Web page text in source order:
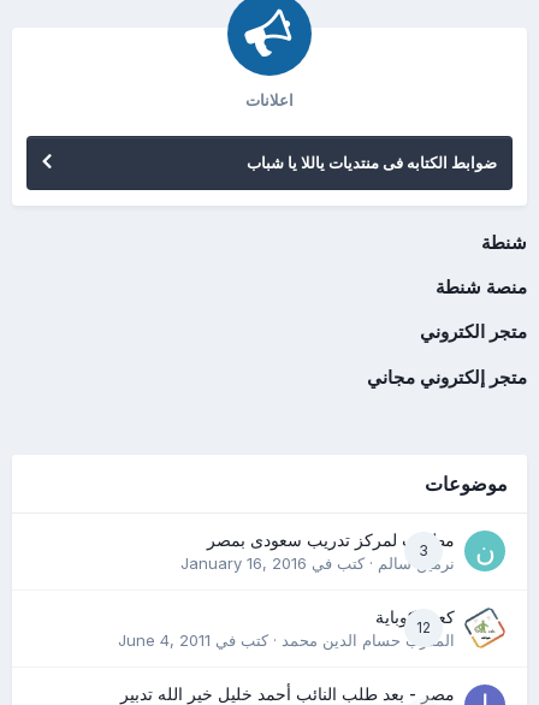
اعلانات
ضوابط الكتابه فى منتديات ياللا يا شباب
شنطة
منصة شنطة
متجر الكتروني
متجر إلكتروني مجاني
موضوعات
3
مطلوب لمركز تدريب سعودى بمصر
نرمين سالم· كتب في January 16, 2016
12
كعب كوباية
المدرب حسام الدين محمد· كتب في June 4, 2011
مصر - بعد طلب النائب أحمد خليل خير الله تدبير